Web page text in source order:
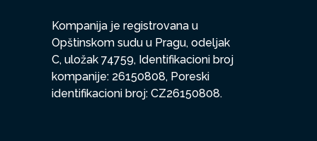
Kompanija je registrovana u
Opštinskom sudu u Pragu, odeljak
C, uložak 74759, Identifikacioni broj
kompanije: 26150808, Poreski
identifikacioni broj: CZ26150808.